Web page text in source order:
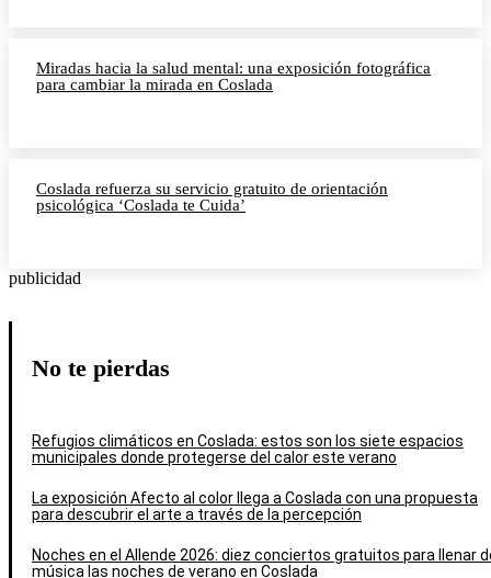
Miradas hacia la salud mental: una exposición fotográfica
para cambiar la mirada en Coslada
Coslada refuerza su servicio gratuito de orientación
psicológica ‘Coslada te Cuida’
publicidad
No te pierdas
Refugios climáticos en Coslada: estos son los siete espacios
municipales donde protegerse del calor este verano
La exposición Afecto al color llega a Coslada con una propuesta
para descubrir el arte a través de la percepción
Noches en el Allende 2026: diez conciertos gratuitos para llenar
música las noches de verano en Coslada